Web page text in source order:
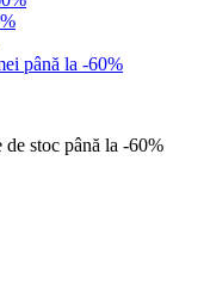
până la -60%
stoc până la -60%